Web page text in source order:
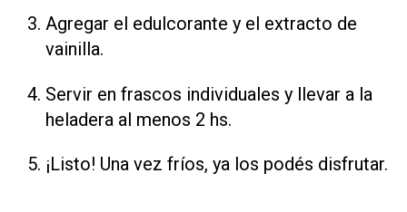
Agregar el edulcorante y el extracto de
vainilla.
Servir en frascos individuales y llevar a la
heladera al menos 2 hs.
¡Listo! Una vez fríos, ya los podés disfrutar.